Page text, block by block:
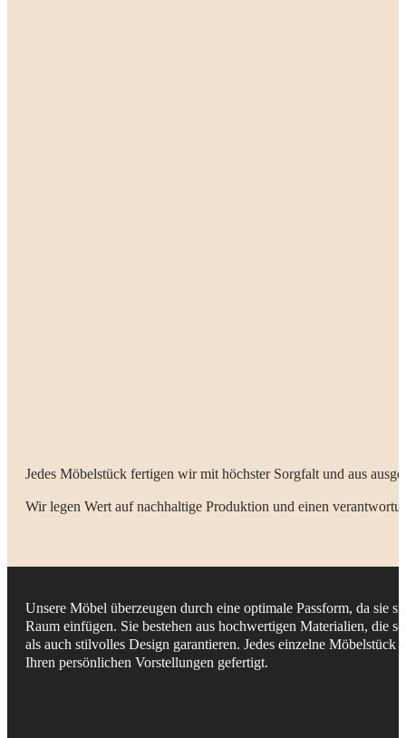
Jedes Möbelstück fertigen wir mit höchster Sorgfalt und aus
Wir legen Wert auf nachhaltige Produktion und einen
Unsere Möbel überzeugen durch eine optimale Passform, da sie
Raum einfügen. Sie bestehen aus hochwertigen Materialien, die
als auch stilvolles Design garantieren. Jedes einzelne
Ihren persönlichen Vorstellungen gefertigt.